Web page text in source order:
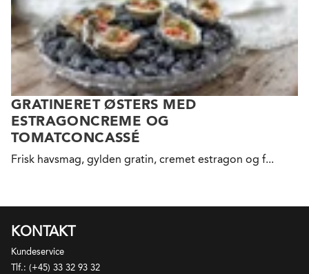
GRATINERET ØSTERS MED
ESTRAGONCREME OG
TOMATCONCASSÉ
Frisk havsmag, gylden gratin, cremet estragon og f...
KONTAKT
Kundeservice
Tlf.: (+45) 33 32 93 32